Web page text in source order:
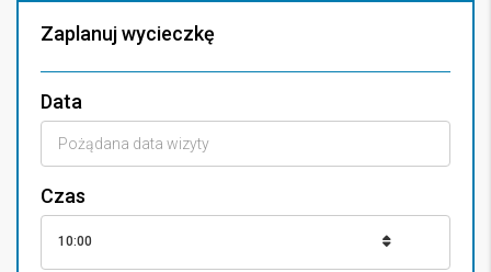
Zaplanuj wycieczkę
Data
Czas
10:00